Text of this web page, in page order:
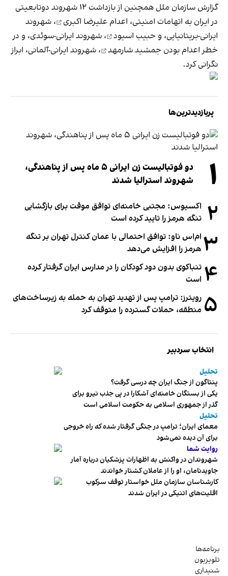
گزارش سازمان ملل همچنین از بازداشت ۱۲ شهروند دوتابعیتی
در ایران به اتهامات امنیتی، اعدام علیرضا اکبری
، شهروند
ایرانی-بریتانیایی، وحبیب اسیود
، شهروند ایرانی-سوئدی، و در
خطر اعدام بودن جمشید شارمهد
، شهروند ایرانی-آلمانی، ابراز
نگرانی کرد.
پربازدیدترین‌ها
۱
دو فوتبالیست زن ایرانی ۵ ماه پس از پناهندگی،
شهروند استرالیا شدند
۲ اکسیوس: مجتبی خامنه‌ای توافق موقت برای بازگشایی
تنگه هرمز را تایید کرده است
۳ ام‌اس ناو: توافق احتمالی با عمان کنترل تهران بر تنگه
هرمز را افزایش می‌دهد
۴ تنباکوی بدون دود کودکان را در مدارس ایران گرفتار کرده
است
۵ رویترز: ترامپ پس از تهدید تهران به حمله به زیرساخت‌های
منطقه، حملات گسترده را متوقف کرد
انتخاب سردبیر
تحلیل
پنتاگون از جنگ ایران چه درسی گرفت؟
یکی از بستگان خامنه‌ای آشکارا در پی جذب نیرو برای
گذر از جمهوری اسلامی به حکومت اسلامی است
تحلیل
معمای ایران؛ ترامپ در جنگی گرفتار شده که راه خروجی
برای آن دیده نمی‌شود
روایت شما
شهروندان در واکنش به اظهارات پزشکیان درباره آمار
جاویدنامان، او را از عاملان کشتار خواندند
کارشناسان سازمان ملل خواستار توقف سرکوب
اقلیت‌های اتنیکی در ایران شدند
برنامه‌ها
تلویزیون
شنیداری